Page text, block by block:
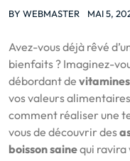
BY WEBMASTER MAI 5,
Avez-vous déjà rêvé
bienfaits ? Imaginez-
débordant de vitamines
vos valeurs
comment réaliser une
vous de découvrir des
boisson sainequi ravira